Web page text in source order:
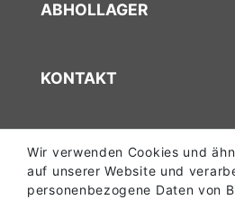
ABHOLLAGER
KONTAKT
Wir verwenden Cookies und
auf unserer Website und
personenbezogene Daten von